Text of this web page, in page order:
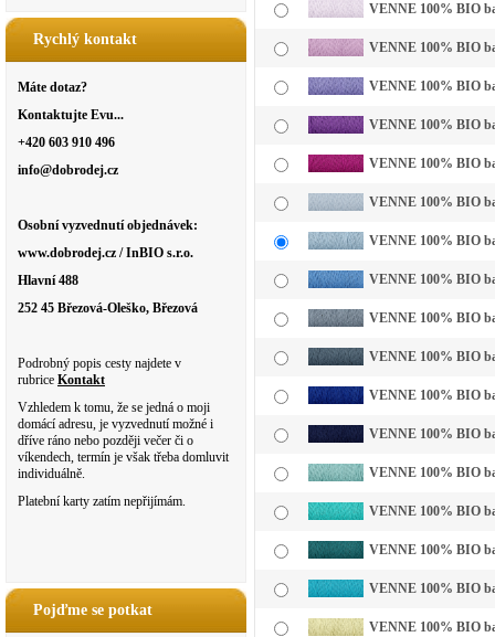
Rychlý kontakt
Máte dotaz?
Kontaktujte Evu...
+420 603 910 496
info@dobrodej.cz
Osobní vyzvednutí objednávek:
www.dobrodej.cz / InBIO s.r.o.
Hlavní 488
252 45 Březová-Oleško, Březová
Podrobný popis cesty najdete v
rubrice Kontakt
Vzhledem k tomu, že se jedná o moji
domácí adresu, je vyzvednutí možné i
dříve ráno nebo později večer či o
víkendech, termín je však třeba domluvit
individuálně.
Platební karty zatím nepřijímám.
Pojďme se potkat
VENNE 100% BIO
VENNE 100% BIO
VENNE 100% BIO
VENNE 100% BIO
VENNE 100% BIO
VENNE 100% BIO
VENNE 100% BIO
VENNE 100% BIO
VENNE 100% BIO
VENNE 100% BIO
VENNE 100% BIO
VENNE 100% BIO
VENNE 100% BIO
VENNE 100% BIO
VENNE 100% BIO
VENNE 100% BIO
VENNE 100% BIO